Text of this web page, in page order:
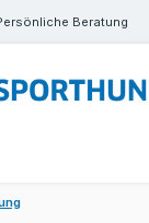
Beratung